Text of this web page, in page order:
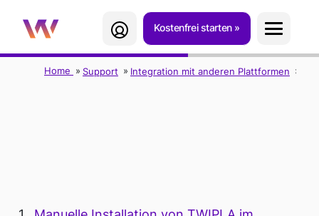
Kostenfrei starten
Home Support Integration mit anderen Plattformen